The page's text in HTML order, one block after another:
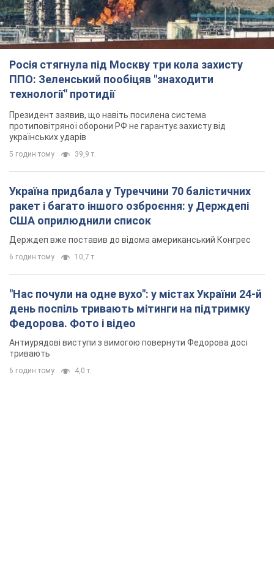
Росія стягнула під Москву три кола захисту
ППО: Зеленський пообіцяв "знаходити
технології" протидії
Президент заявив, що навіть посилена система
протиповітряної оборони РФ не гарантує захисту від
українських ударів
5 годин тому 39,9 т.
Україна придбала у Туреччини 70 балістичних
ракет і багато іншого озброєння: у Держдепі
США оприлюднили список
Держдеп вже поставив до відома американський Конгрес
6 годин тому 10,7 т.
"Нас почули на одне вухо": у містах України 24-й
день поспіль тривають мітинги на підтримку
Федорова. Фото і відео
Антиурядові виступи з вимогою повернути Федорова досі
тривають
6 годин тому 4,0 т.